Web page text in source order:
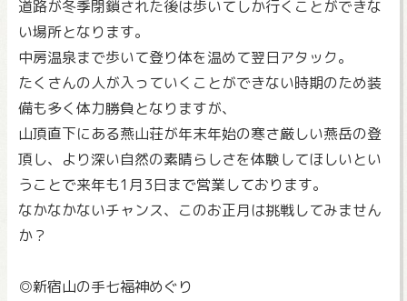
道路が冬季閉鎖された後は歩いてしか行くことができな
い場所となります。
中房温泉まで歩いて登り体を温めて翌日アタック。
たくさんの人が入っていくことができない時期のため装
備も多く体力勝負となりますが、
山頂直下にある燕山荘が年末年始の寒さ厳しい燕岳の登
頂し、より深い自然の素晴らしさを体験してほしいとい
うことで来年も1月3日まで営業しております。
なかなかないチャンス、このお正月は挑戦してみません
か？
◎新宿山の手七福神めぐり